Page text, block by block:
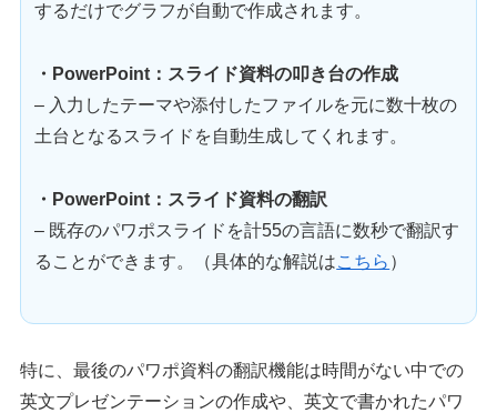
するだけでグラフが自動で作成されます。
・PowerPoint：スライド資料の叩き台の作成
– 入力したテーマや添付したファイルを元に数十枚の
土台となるスライドを自動生成してくれます。
・PowerPoint：スライド資料の翻訳
– 既存のパワポスライドを計55の言語に数秒で翻訳す
ることができます。（具体的な解説はこちら ）
特に、最後のパワポ資料の翻訳機能は時間がない中での
英文プレゼンテーションの作成や、英文で書かれたパワ